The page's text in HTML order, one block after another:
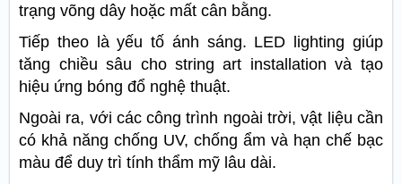
trạng võng dây hoặc mất cân bằng.
Tiếp theo là yếu tố ánh sáng. LED lighting giúp
tăng chiều sâu cho string art installation và tạo
hiệu ứng bóng đổ nghệ thuật.
Ngoài ra, với các công trình ngoài trời, vật liệu cần
có khả năng chống UV, chống ẩm và hạn chế bạc
màu để duy trì tính thẩm mỹ lâu dài.